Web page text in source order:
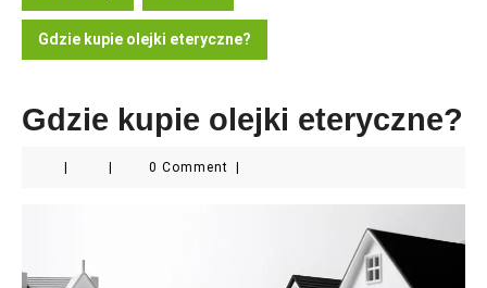
Gdzie kupie olejki eteryczne?
Gdzie kupie olejki eteryczne?
0 Comment